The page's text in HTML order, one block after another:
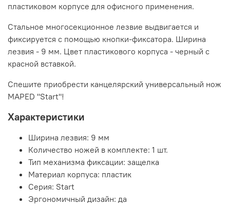
пластиковом корпусе для офисного применения.
Стальное многосекционное лезвие выдвигается и
фиксируется с помощью кнопки-фиксатора. Ширина
лезвия - 9 мм. Цвет пластикового корпуса - черный с
красной вставкой.
Спешите приобрести канцелярский универсальный нож
MAPED "Start"!
Характеристики
Ширина лезвия: 9 мм
Количество ножей в комплекте: 1 шт.
Тип механизма фиксации: защелка
Материал корпуса: пластик
Серия: Start
Эргономичный дизайн: да